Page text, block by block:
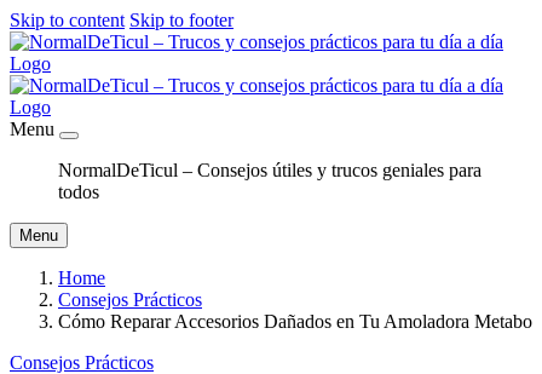
Skip to content Skip to footer
Menu
NormalDeTicul – Consejos útiles y trucos geniales para
todos
Menu
Home
Consejos Prácticos
Cómo Reparar Accesorios Dañados en Tu Amoladora Metabo
Consejos Prácticos